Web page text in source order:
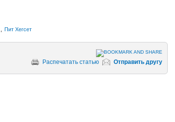
Пит Хегсет
Распечатать статью Отправить другу